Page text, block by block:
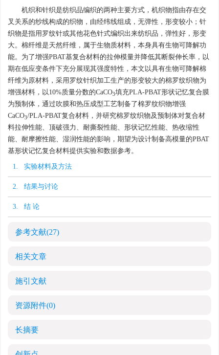
机织和针织是纺织品编织的两种主要方式，机织物指由存在交
叉关系的纱线构成的织物，由经纬线组成，无弹性，形变较小；针
织物是指用罗纹针或其他花色针式编织出来纺织品，弹性好，形变
大。棉纤维是天然纤维，属于生物质材料，本身具有生物可降解功
能。为了增强PBAT基复合材料的拉伸模量并降低其断裂伸长率，以
期在低应变条件下充分展现其强度特性，本文以具有生物可降解棉
纤维为原材料，采用罗纹针织加工生产的形变较大的棉罗纹织物为
增强材料，以10%质量分数的CaCO3填充PLA-PBAT形状记忆复合膜
为预制体，通过吹膜和热压成型工艺制备了棉罗纹织物增强
CaCO3/PLA-PBAT复合材料，并研究棉罗纹织物及预制体对复合材
料拉伸性能、顶破强力、耐撕裂性能、形状记忆性能、热收缩性
能、耐摩擦性能、湿润性能的影响，期望为设计制备高模量的PBAT
基形状记忆复合材料提供实验和数据参考。
1. 实验材料及方法
2. 结果与讨论
3. 结 论
参考文献(27)
相关文章
施引文献
资源附件(0)
长摘要